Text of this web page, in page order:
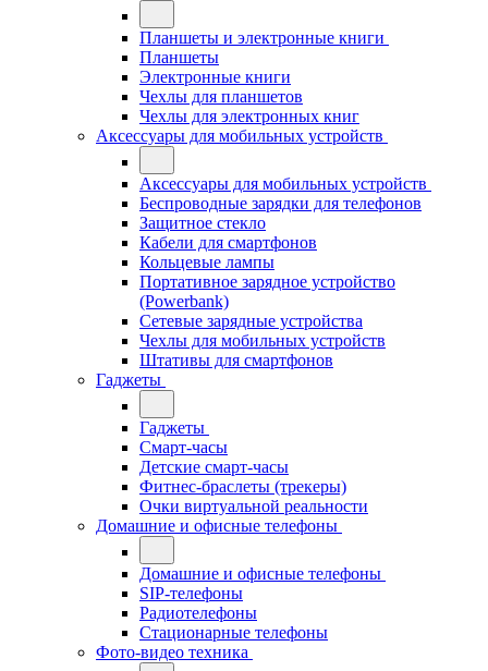
Планшеты и электронные книги
Планшеты
Электронные книги
Чехлы для планшетов
Чехлы для электронных книг
Аксессуары для мобильных устройств
Аксессуары для мобильных устройств
Беспроводные зарядки для телефонов
Защитное стекло
Кабели для смартфонов
Кольцевые лампы
Портативное зарядное устройство
(Powerbank)
Сетевые зарядные устройства
Чехлы для мобильных устройств
Штативы для смартфонов
Гаджеты
Гаджеты
Смарт-часы
Детские смарт-часы
Фитнес-браслеты (трекеры)
Очки виртуальной реальности
Домашние и офисные телефоны
Домашние и офисные телефоны
SIP-телефоны
Радиотелефоны
Стационарные телефоны
Фото-видео техника